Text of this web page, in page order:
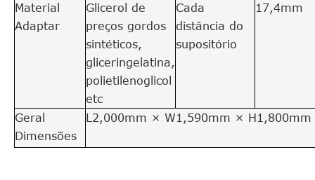
Material
Adaptar
Glicerol de
preços gordos
sintéticos,
gliceringelatina,
polietilenoglicol
etc
Cada
distância do
supositório
17,4mm
Geral
Dimensões
L2,000mm × W1,590mm × H1,800mm